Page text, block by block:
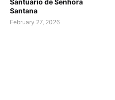
Santuário de Senhora
Santana
February 27, 2026